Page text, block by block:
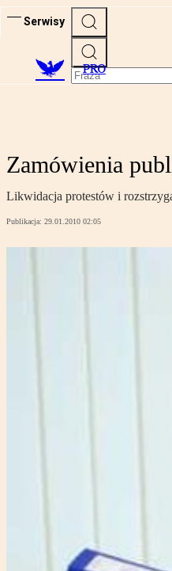
Serwisy
PRO
Zamówienia
Likwidacja protestów i
Publikacja: 29.01.2010 02:05